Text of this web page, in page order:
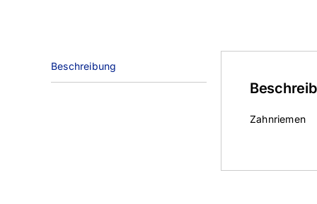
Beschreibung
Zahnriemen